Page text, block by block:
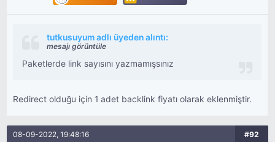
tutkusuyum adlı üyeden alıntı:
mesajı görüntüle
Paketlerde link sayısını yazmamışsınız
Redirect olduğu için 1 adet backlink fiyatı olarak eklenmiştir.
08-09-2022, 19:48:16 #92